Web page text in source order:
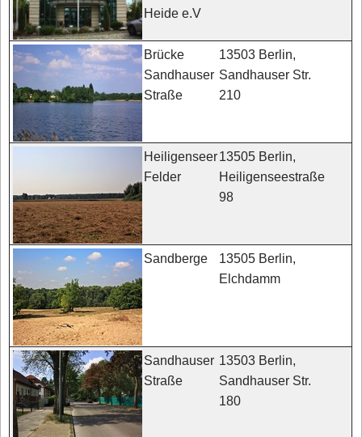
Heide e.V
Brücke
Sandhauser
Straße
13503 Berlin,
Sandhauser Str.
210
Heiligenseer
Felder
13505 Berlin,
Heiligenseestraße
98
Sandberge
13505 Berlin,
Elchdamm
Sandhauser
Straße
13503 Berlin,
Sandhauser Str.
180